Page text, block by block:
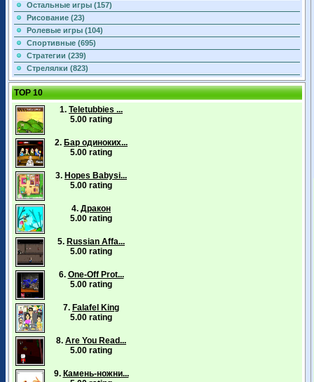
Остальные игры (157)
Рисование (23)
Ролевые игры (104)
Спортивные (695)
Стратегии (239)
Стрелялки (823)
TOP 10
1. Teletubbies ...
5.00 rating
2. Бар одиноких...
5.00 rating
3. Hopes Babysi...
5.00 rating
4. Дракон
5.00 rating
5. Russian Affa...
5.00 rating
6. One-Off Prot...
5.00 rating
7. Falafel King
5.00 rating
8. Are You Read...
5.00 rating
9. Камень-ножни...